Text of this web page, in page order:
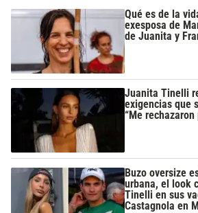
Qué es de la
exesposa de
de Juanita y
Juanita Tinelli
exigencias que
“Me rechazaron
Buzo oversize
urbana, el look
Tinelli en sus
Castagnola en